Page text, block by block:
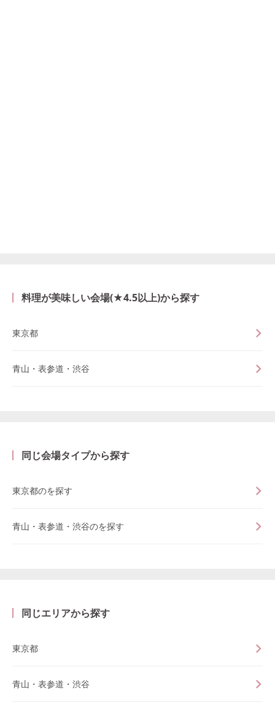
料理が美味しい会場(★4.5以上)から探す
東京都
青山・表参道・渋谷
同じ会場タイプから探す
東京都のを探す
青山・表参道・渋谷のを探す
同じエリアから探す
東京都
青山・表参道・渋谷